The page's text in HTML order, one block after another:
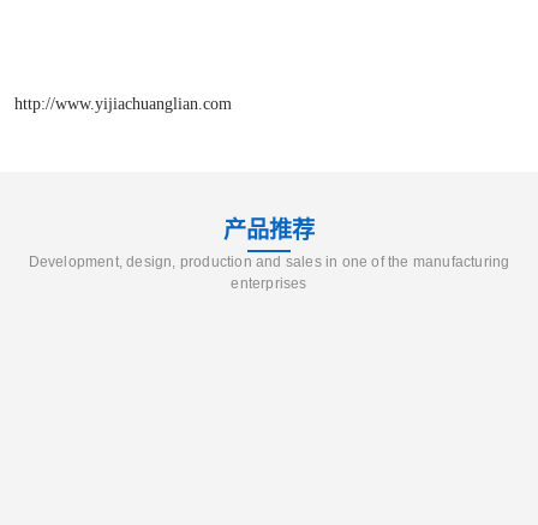
http://www.yijiachuanglian.com
产品推荐
Development, design, production and sales in one of the manufacturing
enterprises